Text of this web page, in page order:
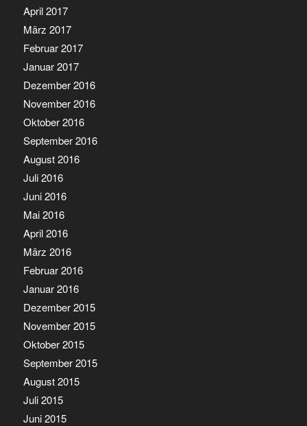
April 2017
März 2017
Februar 2017
Januar 2017
Dezember 2016
November 2016
Oktober 2016
September 2016
August 2016
Juli 2016
Juni 2016
Mai 2016
April 2016
März 2016
Februar 2016
Januar 2016
Dezember 2015
November 2015
Oktober 2015
September 2015
August 2015
Juli 2015
Juni 2015